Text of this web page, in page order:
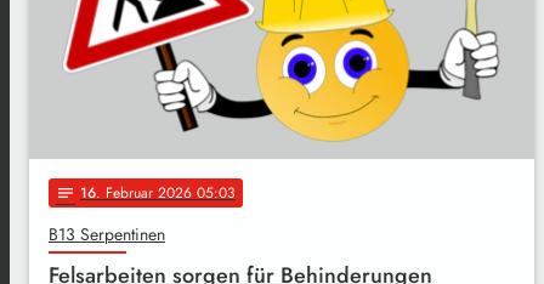
notes 16. Februar 2026 05:03
B13 Serpentinen
Felsarbeiten sorgen für Behinderungen